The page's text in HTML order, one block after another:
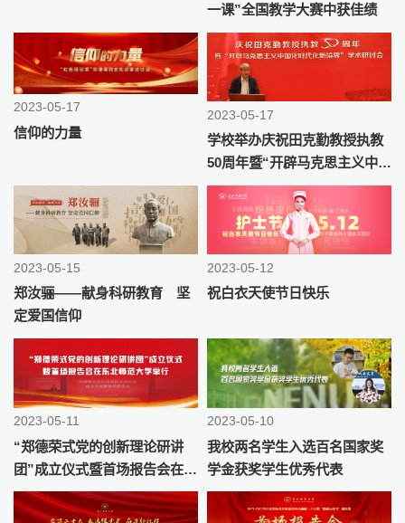
一课”全国教学大赛中获佳绩
2023-05-17
信仰的力量
2023-05-17
学校举办庆祝田克勤教授执教
50周年暨“开辟马克思主义中国
化时代化新境界”学术研讨会
2023-05-15
郑汝骊——献身科研教育 坚
定爱国信仰
2023-05-12
祝白衣天使节日快乐
2023-05-11
“郑德荣式党的创新理论研讲
团”成立仪式暨首场报告会在东
北师范大学举行
2023-05-10
我校两名学生入选百名国家奖
学金获奖学生优秀代表